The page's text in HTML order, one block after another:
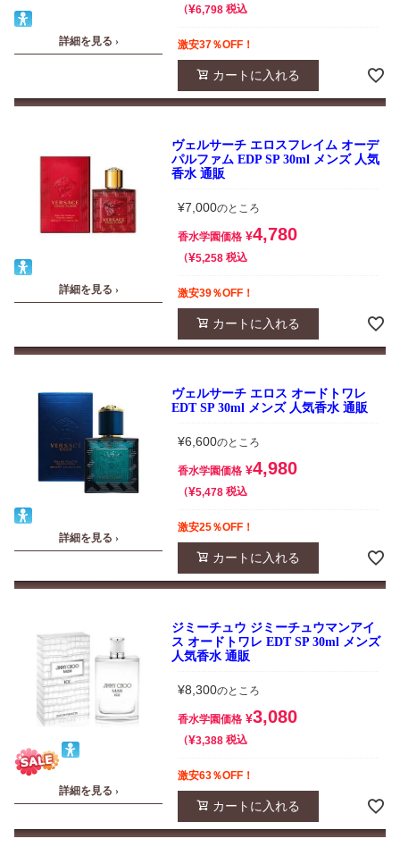
詳細を見る ›
¥6,798 税込
激安37％OFF！
カートに入れる
詳細を見る ›
ヴェルサーチ エロスフレイム オーデ
パルファム EDP SP 30ml メンズ 人気
香水 通販
¥7,000のところ
香水学園価格 ¥4,780
¥5,258 税込
激安39％OFF！
カートに入れる
詳細を見る ›
ヴェルサーチ エロス オードトワレ
EDT SP 30ml メンズ 人気香水 通販
¥6,600のところ
香水学園価格 ¥4,980
¥5,478 税込
激安25％OFF！
カートに入れる
詳細を見る ›
ジミーチュウ ジミーチュウマンアイ
ス オードトワレ EDT SP 30ml メンズ
人気香水 通販
¥8,300のところ
香水学園価格 ¥3,080
¥3,388 税込
激安63％OFF！
カートに入れる